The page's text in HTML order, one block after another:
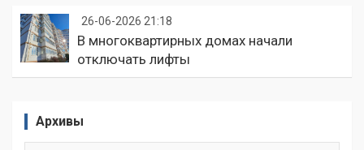
26-06-2026 21:18
В многоквартирных домах начали
отключать лифты
Архивы